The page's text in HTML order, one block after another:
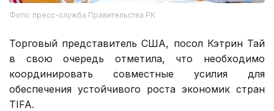
Фото: пресс-служба Правительства РК
Торговый представитель США, посол Кэтрин Тай
в свою очередь отметила, что необходимо
координировать совместные усилия для
обеспечения устойчивого роста экономик стран
TIFA.